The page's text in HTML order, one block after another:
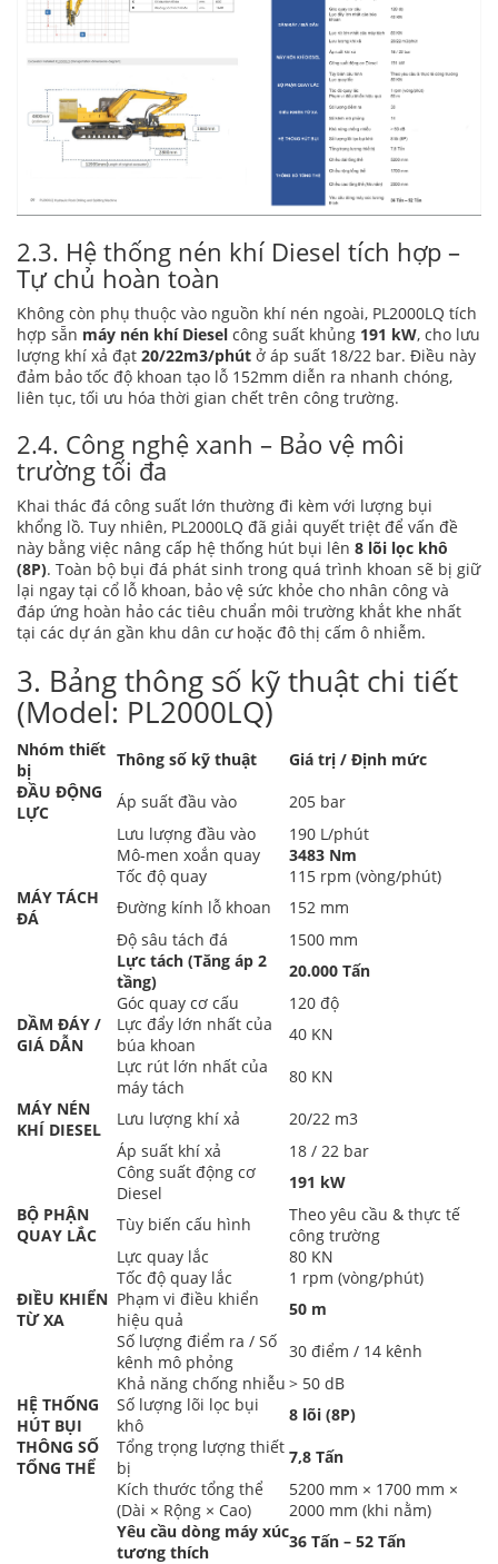
2.3. Hệ thống nén khí Diesel tích hợp –
Tự chủ hoàn toàn
Không còn phụ thuộc vào nguồn khí nén ngoài, PL2000LQ tích
hợp sẵn máy nén khí Diesel công suất khủng 191 kW, cho lưu
lượng khí xả đạt 20/22m3/phút ở áp suất 18/22 bar. Điều này
đảm bảo tốc độ khoan tạo lỗ 152mm diễn ra nhanh chóng,
liên tục, tối ưu hóa thời gian chết trên công trường.
2.4. Công nghệ xanh – Bảo vệ môi
trường tối đa
Khai thác đá công suất lớn thường đi kèm với lượng bụi
khổng lồ. Tuy nhiên, PL2000LQ đã giải quyết triệt để vấn đề
này bằng việc nâng cấp hệ thống hút bụi lên 8 lõi lọc khô
(8P). Toàn bộ bụi đá phát sinh trong quá trình khoan sẽ bị giữ
lại ngay tại cổ lỗ khoan, bảo vệ sức khỏe cho nhân công và
đáp ứng hoàn hảo các tiêu chuẩn môi trường khắt khe nhất
tại các dự án gần khu dân cư hoặc đô thị cấm ô nhiễm.
3. Bảng thông số kỹ thuật chi tiết
(Model: PL2000LQ)
Nhóm thiết
bị
Thông số kỹ thuật
Giá trị / Định mức
ĐẦU ĐỘNG
LỰC
Áp suất đầu vào
205 bar
Lưu lượng đầu vào
190 L/phút
Mô-men xoắn quay
3483 Nm
Tốc độ quay
115 rpm (vòng/phút)
MÁY TÁCH
ĐÁ
Đường kính lỗ khoan
152 mm
Độ sâu tách đá
1500 mm
Lực tách (Tăng áp 2
tầng)
20.000 Tấn
Góc quay cơ cấu
120 độ
DẦM ĐÁY /
GIÁ DẪN
Lực đẩy lớn nhất của
búa khoan
40 KN
Lực rút lớn nhất của
máy tách
80 KN
MÁY NÉN
KHÍ DIESEL
Lưu lượng khí xả
20/22 m3
Áp suất khí xả
18 / 22 bar
Công suất động cơ
Diesel
191 kW
BỘ PHẬN
QUAY LẮC
Tùy biến cấu hình
Theo yêu cầu & thực tế
công trường
Lực quay lắc
80 KN
Tốc độ quay lắc
1 rpm (vòng/phút)
ĐIỀU KHIỂN
TỪ XA
Phạm vi điều khiển
hiệu quả
50 m
Số lượng điểm ra / Số
kênh mô phỏng
30 điểm / 14 kênh
Khả năng chống nhiễu > 50 dB
HỆ THỐNG
HÚT BỤI
Số lượng lõi lọc bụi
khô
8 lõi (8P)
THÔNG SỐ
TỔNG THỂ
Tổng trọng lượng thiết
bị
7,8 Tấn
Kích thước tổng thể
(Dài × Rộng × Cao)
5200 mm × 1700 mm ×
2000 mm (khi nằm)
Yêu cầu dòng máy xúc
tương thích
36 Tấn – 52 Tấn